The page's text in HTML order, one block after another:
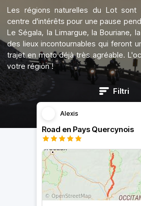
Les régions naturelles du Lot sont
centre d'intérêts pour une pause
Le Ségala, la Limargue, la Bouriane,
des lieux incontournables qui feront
trajet en moto déjà très agréable.
votre région !
Filtri
Alexis
Road en Pays Quercynois